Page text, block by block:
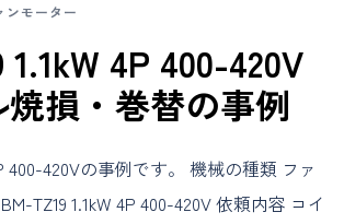
ンモーター
1.1kW 4P 400-420V
損・巻替の事例
400-420Vの事例です。 機械の種類 ファ
TZ19 1.1kW 4P 400-420V 依頼内容 コイ